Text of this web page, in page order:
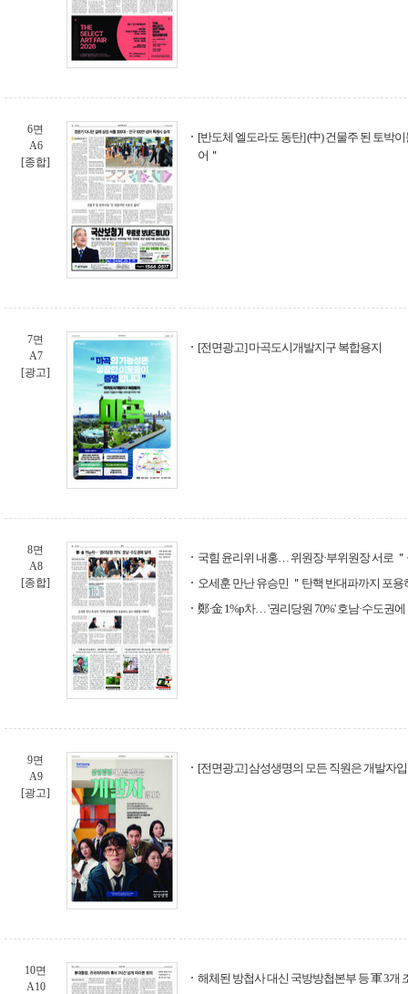
6면
A6
[종합]
[반도체 엘도라도 동탄] (中) 건물주 된 토박
어＂
7면
A7
[광고]
[전면광고] 마곡도시개발지구 복합용지
8면
A8
[종합]
국힘 윤리위 내홍… 위원장·부위원장 서로
오세훈 만난 유승민 ＂탄핵 반대파까지 포
鄭·金 1%p차… '권리당원 70%' 호남·수도권에
9면
A9
[광고]
[전면광고] 삼성생명의 모든 직원은 개발자
10면
A10
해체된 방첩사 대신 국방방첩본부 등 軍 3개